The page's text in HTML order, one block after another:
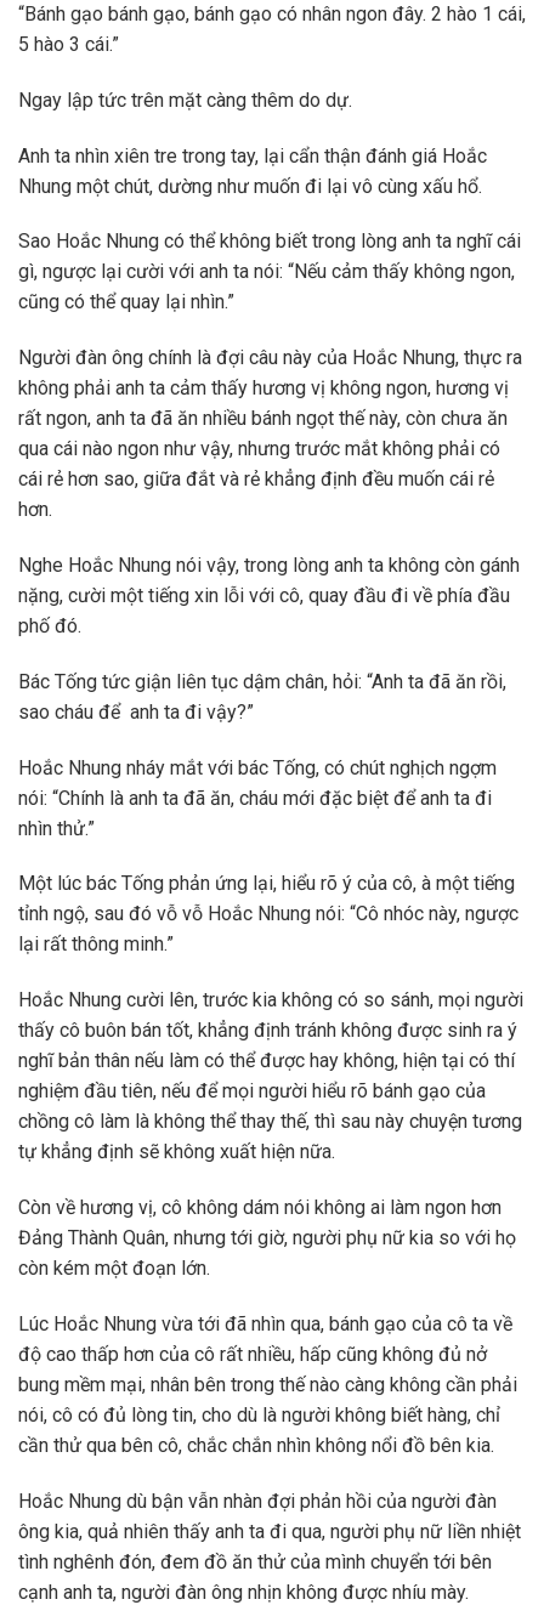
“Bánh gạo bánh gạo, bánh gạo có nhân ngon đây. 2 hào 1 cái,
5 hào 3 cái.”
Ngay lập tức trên mặt càng thêm do dự.
Anh ta nhìn xiên tre trong tay, lại cẩn thận đánh giá Hoắc
Nhung một chút, dường như muốn đi lại vô cùng xấu hổ.
Sao Hoắc Nhung có thể không biết trong lòng anh ta nghĩ cái
gì, ngược lại cười với anh ta nói: “Nếu cảm thấy không ngon,
cũng có thể quay lại nhìn.”
Người đàn ông chính là đợi câu này của Hoắc Nhung, thực ra
không phải anh ta cảm thấy hương vị không ngon, hương vị
rất ngon, anh ta đã ăn nhiều bánh ngọt thế này, còn chưa ăn
qua cái nào ngon như vậy, nhưng trước mắt không phải có
cái rẻ hơn sao, giữa đắt và rẻ khẳng định đều muốn cái rẻ
hơn.
Nghe Hoắc Nhung nói vậy, trong lòng anh ta không còn gánh
nặng, cười một tiếng xin lỗi với cô, quay đầu đi về phía đầu
phố đó.
Bác Tống tức giận liên tục dậm chân, hỏi: “Anh ta đã ăn rồi,
sao cháu để anh ta đi vậy?”
Hoắc Nhung nháy mắt với bác Tống, có chút nghịch ngợm
nói: “Chính là anh ta đã ăn, cháu mới đặc biệt để anh ta đi
nhìn thử.”
Một lúc bác Tống phản ứng lại, hiểu rõ ý của cô, à một tiếng
tỉnh ngộ, sau đó vỗ vỗ Hoắc Nhung nói: “Cô nhóc này, ngược
lại rất thông minh.”
Hoắc Nhung cười lên, trước kia không có so sánh, mọi người
thấy cô buôn bán tốt, khẳng định tránh không được sinh ra ý
nghĩ bản thân nếu làm có thể được hay không, hiện tại có thí
nghiệm đầu tiên, nếu để mọi người hiểu rõ bánh gạo của
chồng cô làm là không thể thay thế, thì sau này chuyện tương
tự khẳng định sẽ không xuất hiện nữa.
Còn về hương vị, cô không dám nói không ai làm ngon hơn
Đảng Thành Quân, nhưng tới giờ, người phụ nữ kia so với họ
còn kém một đoạn lớn.
Lúc Hoắc Nhung vừa tới đã nhìn qua, bánh gạo của cô ta về
độ cao thấp hơn của cô rất nhiều, hấp cũng không đủ nở
bung mềm mại, nhân bên trong thế nào càng không cần phải
nói, cô có đủ lòng tin, cho dù là người không biết hàng, chỉ
cần thử qua bên cô, chắc chắn nhìn không nổi đồ bên kia.
Hoắc Nhung dù bận vẫn nhàn đợi phản hồi của người đàn
ông kia, quả nhiên thấy anh ta đi qua, người phụ nữ liền nhiệt
tình nghênh đón, đem đồ ăn thử của mình chuyển tới bên
cạnh anh ta, người đàn ông nhịn không được nhíu mày.